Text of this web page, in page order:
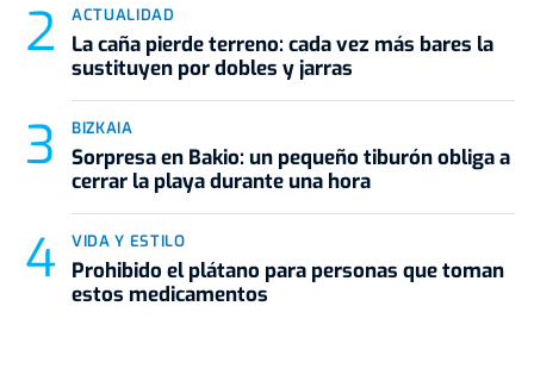
ACTUALIDAD
La caña pierde terreno: cada vez más bares la
sustituyen por dobles y jarras
BIZKAIA
Sorpresa en Bakio: un pequeño tiburón obliga a
cerrar la playa durante una hora
VIDA Y ESTILO
Prohibido el plátano para personas que toman
estos medicamentos